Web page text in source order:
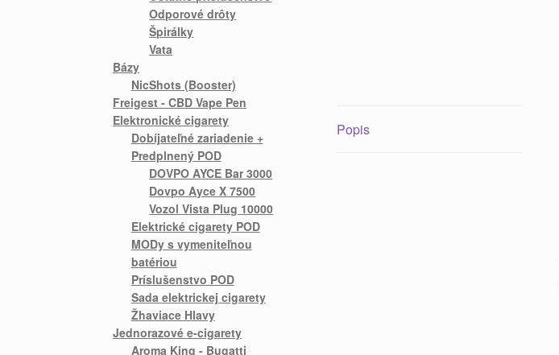
Popis
Odporové drôty
Špirálky
Vata
Bázy
NicShots (Booster)
Freigest - CBD Vape Pen
Elektronické cigarety
Dobíjateľné zariadenie +
Predplnený POD
DOVPO AYCE Bar 3000
Dovpo Ayce X 7500
Vozol Vista Plug 10000
Elektrické cigarety POD
MODy s vymeniteľnou
batériou
Príslušenstvo POD
Sada elektrickej cigarety
Žhaviace Hlavy
Jednorazové e-cigarety
Aroma King - Bugatti